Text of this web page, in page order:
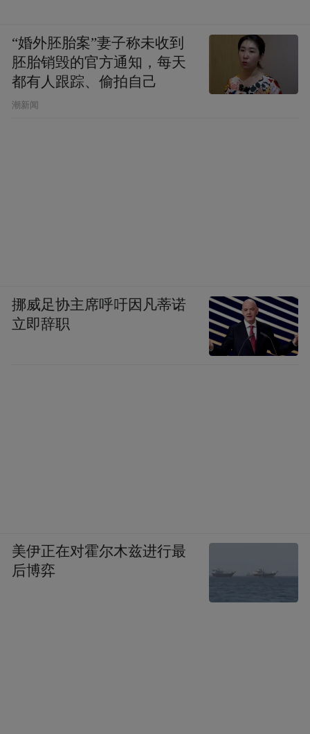
“婚外胚胎案”妻子称未收到
胚胎销毁的官方通知，每天
都有人跟踪、偷拍自己
潮新闻
挪威足协主席呼吁因凡蒂诺
立即辞职
美伊正在对霍尔木兹进行最
后博弈